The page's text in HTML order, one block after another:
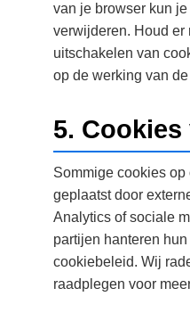
van je browser kun
verwijderen. Houd er
uitschakelen van
op de werking van
5.
Sommige cookies
geplaatst door
Analytics of sociale
partijen hanteren
cookiebeleid. Wij
raadplegen voor